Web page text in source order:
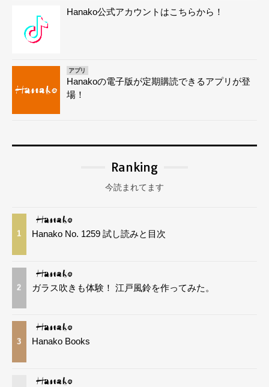
Hanako公式アカウントはこちらから！
アプリ
Hanakoの電子版が定期購読できるアプリが登
場！
Ranking
今読まれてます
1 Hanako No. 1259 試し読みと目次
2 ガラス吹きも体験！ 江戸風鈴を作ってみた。
3 Hanako Books